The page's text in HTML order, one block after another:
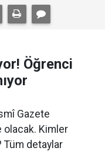
Öğrenci
Gazete
olacak. Kimler
Tüm detaylar